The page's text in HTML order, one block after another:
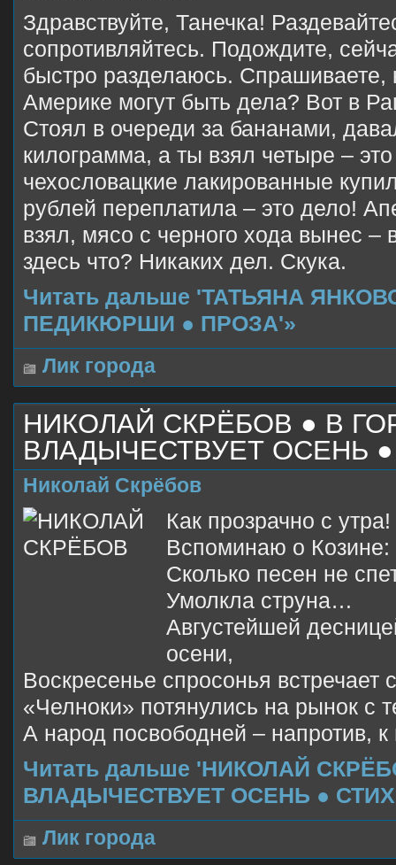
Здравствуйте, Танечка!
сопротивляйтесь. Подождите,
быстро разделаюсь. Спрашиваете,
Америке могут быть дела? Вот в
Стоял в очереди за бананами,
килограмма, а ты взял четыре –
чехословацкие лакированные
рублей переплатила – это дело!
взял, мясо с черного хода вынес –
здесь что? Никаких дел. Скука.
Читать дальше 'ТАТЬЯНА
ПЕДИКЮРШИ ● ПРОЗА'»
Лик города
НИКОЛАЙ СКРЁБОВ ● В
ВЛАДЫЧЕСТВУЕТ ОСЕНЬ
Николай Скрёбов
Как прозрачно с утра!
Вспоминаю о Козине:
Сколько песен не
Умолкла струна…
Августейшей
осени,
Воскресенье спросонья встречает
«Челноки» потянулись на рынок с
А народ посвободней – напротив,
Читать дальше 'НИКОЛАЙ
ВЛАДЫЧЕСТВУЕТ ОСЕНЬ ●
Лик города